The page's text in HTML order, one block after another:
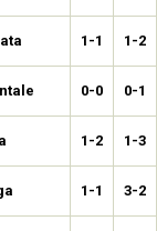
1-1 1-2
0-0 0-1
1-2 1-3
1-1 3-2